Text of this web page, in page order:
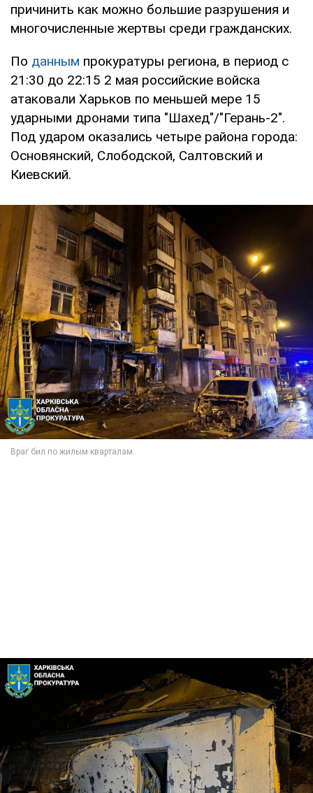
причинить как можно большие разрушения и
многочисленные жертвы среди гражданских.
По данным прокуратуры региона, в период с
21:30 до 22:15 2 мая российские войска
атаковали Харьков по меньшей мере 15
ударными дронами типа "Шахед"/"Герань-2".
Под ударом оказались четыре района города:
Основянский, Слободской, Салтовский и
Киевский.